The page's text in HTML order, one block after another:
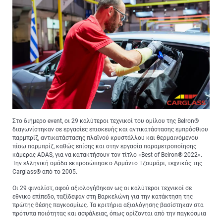
Στο διήμερο event, οι 29 καλύτεροι τεχνικοί του ομίλου της Belron®
διαγωνίστηκαν σε εργασίες επισκευής και αντικατάστασης εμπρόσθιου
παρμπρίζ, αντικατάστασης πλαϊνού κρυστάλλου και θερμαινόμενου
πίσω παρμπρίζ, καθώς επίσης και στην εργασία παραμετροποίησης
κάμερας ADAS, για να κατακτήσουν τον τίτλο «Best of Belron® 2022».
Την ελληνική ομάδα εκπροσώπησε ο Αρμάντο Τζουμάρι, τεχνικός της
Carglass® από το 2005.
Οι 29 φιναλίστ, αφού αξιολογήθηκαν ως οι καλύτεροι τεχνικοί σε
εθνικό επίπεδο, ταξίδεψαν στη Βαρκελώνη για την κατάκτηση της
πρώτης θέσης παγκοσμίως. Τα κριτήρια αξιολόγησης βασίστηκαν στα
πρότυπα ποιότητας και ασφάλειας, όπως ορίζονται από την παγκόσμια